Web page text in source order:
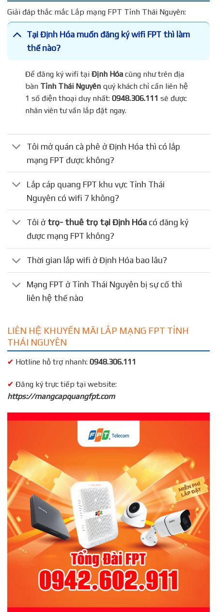
Giải đáp thắc mắc Lắp mạng FPT Tỉnh Thái Nguyên:
Tại Định Hóa muốn đăng ký wifi FPT thì làm
thế nào?
Để đăng ký wifi tạiĐịnh Hóacũng như trên địa
bànTỉnh Thái Nguyênquý khách chỉ cần liên hệ
1 số điện thoại duy nhất:0948.306.111 sẽ được
nhân viên tư vấn lắp đặt ngay.
Tôi mở quán cà phê ở Định Hóa thì có lắp
mạng FPT được không?
Lắp cáp quang FPT khu vực Tỉnh Thái
Nguyên có wifi 7 không?
Tôi ở trọ- thuê trọ tại Định Hóa có đăng ký
được mạng FPT không?
Thời gian lắp wifi ở Định Hóa bao lâu?
Mạng FPT ở Tỉnh Thái Nguyên bị sự cố thì
liên hệ thế nào
LIÊN HỆ KHUYẾN MÃI LẮP MẠNG FPT TỈNH
THÁI NGUYÊN
✔ Hotline hỗ trợ nhanh: 0948.306.111
✔ Đăng ký trực tiếp tại website:
https://mangcapquangfpt.com